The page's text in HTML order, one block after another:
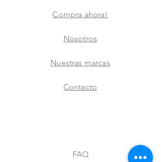
Compra ahora!
Nosotros
Nuestras marcas
Contacto
FAQ